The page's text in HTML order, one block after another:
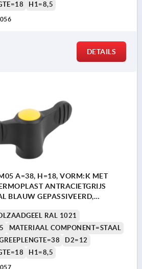
H1=8,5
DETAILS
A=38, H=18, VORM:K MET
ANTRACIETGRIJS
BLAUW GEPASSIVEERD,
RAL 1021
MATERIAAL COMPONENT=STAAL
D2=12
H1=8,5